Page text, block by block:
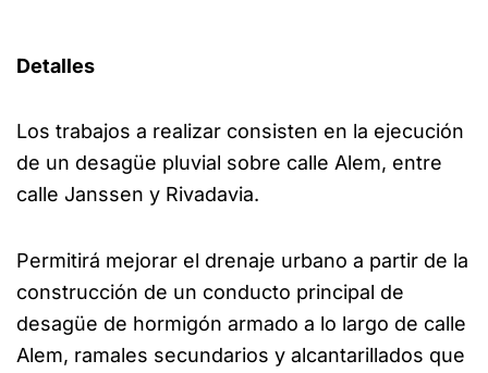
Detalles
Los trabajos a realizar consisten en la ejecución
de un desagüe pluvial sobre calle Alem, entre
calle Janssen y Rivadavia.
Permitirá mejorar el drenaje urbano a partir de la
construcción de un conducto principal de
desagüe de hormigón armado a lo largo de calle
Alem, ramales secundarios y alcantarillados que